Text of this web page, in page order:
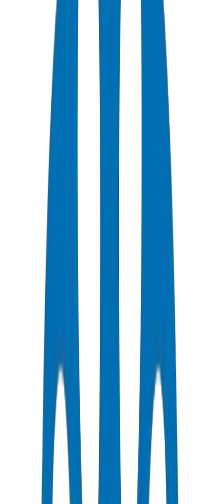
Comment Choisir un Fournisseur de Tuyaux Fiable pour les
Projets aux EAU et dans le CCG
La certification ISO 9001:2015 est le minimum requis — Crown la
détient pour l'ensemble de ses 7 Production Units.
Conformité ISO 14001:2015 en management environnemental :
L'installation de Crown à UAQ opère selon des protocoles SME
certifiés pour l'approvisionnement en matières premières vierges et la
réduction des déchets.
Certifications produits : Crown détient BS EN 1452 (pression), BS
EN 1401 / BS EN 1329-1:2014 (évacuation), DIN 8077/8078 (PP-
R), ISO 4427 (HDPE), ASTM D 2466 (SCH 40), NEMA TC 2
(gaines), et DIN 16892/16893 (PEX).
Certificats de conformité de la municipalité de Dubaï délivrés par
ligne de produit — par ex., DM-PRES-BSEN1452-2024-001 pour
PVC haute pression, DM-PPR-DIN8077-2024-001 pour les
produits PP-R Pipes / Fittings.